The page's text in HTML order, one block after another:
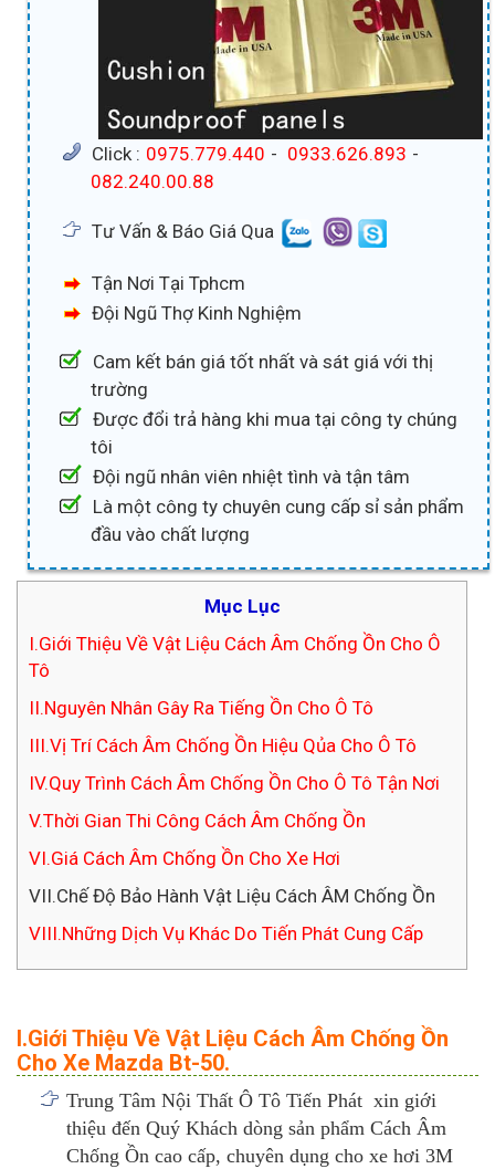
Click : 0975.779.440 - 0933.626.893 -
082.240.00.88
Tư Vấn & Báo Giá Qua
Tận Nơi Tại Tphcm
Đội Ngũ Thợ Kinh Nghiệm
Cam kết bán giá tốt nhất và sát giá với thị
trường
Được đổi trả hàng khi mua tại công ty chúng
tôi
Đội ngũ nhân viên nhiệt tình và tận tâm
Là một công ty chuyên cung cấp sỉ sản phẩm
đầu vào chất lượng
Mục Lục
I.Giới Thiệu Về Vật Liệu Cách Âm Chống Ồn Cho Ô
Tô
II.Nguyên Nhân Gây Ra Tiếng Ồn Cho Ô Tô
III.Vị Trí Cách Âm Chống Ồn Hiệu Qủa Cho Ô Tô
IV.Quy Trình Cách Âm Chống Ồn Cho Ô Tô Tận Nơi
V.Thời Gian Thi Công Cách Âm Chống Ồn
VI.Giá Cách Âm Chống Ồn Cho Xe Hơi
VII.Chế Độ Bảo Hành Vật Liệu Cách ÂM Chống Ồn
VIII.Những Dịch Vụ Khác Do Tiến Phát Cung Cấp
I.Giới Thiệu Về Vật Liệu Cách Âm Chống Ồn
Cho Xe Mazda Bt-50.
Trung Tâm Nội Thất Ô Tô Tiến Phát xin giới
thiệu đến Quý Khách dòng sản phẩm Cách Âm
Chống Ồn cao cấp, chuyên dụng cho xe hơi 3M